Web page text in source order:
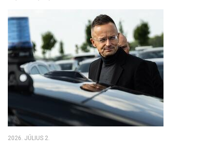
2026. JÚLIUS 2.